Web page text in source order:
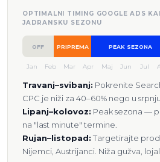
OPTIMALNI TIMING GOOGLE ADS
JADRANSKU SEZONU
OFF PRIPREMA PEAK SEZONA
Jan Feb Mar Apr Maj Jun Jul
Travanj–svibanj: Pokrenite
CPC je niži za 40–60% nego u
Lipanj–kolovoz: Peak sezona —
na "last minute" termine.
Rujan–listopad: Targetirajte
Nijemci, Austrijanci. Niža gužva,